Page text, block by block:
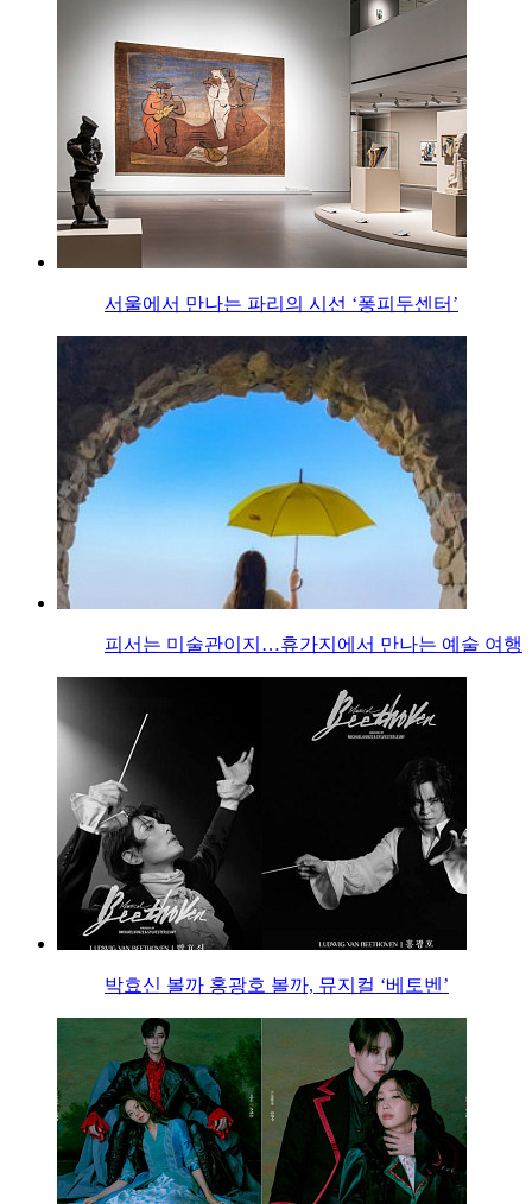
서울에서 만나는 파리의 시선 ‘퐁피두센터’
피서는 미술관이지…휴가지에서 만나는 예술 여행
박효신 볼까 홍광호 볼까, 뮤지컬 ‘베토벤’